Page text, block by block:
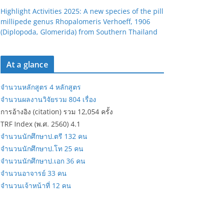
Highlight Activities 2025: A new species of the pill
millipede genus Rhopalomeris Verhoeff, 1906
(Diplopoda, Glomerida) from Southern Thailand
At a glance
จำนวนหลักสูตร 4 หลักสูตร
จำนวนผลงานวิจัยรวม 804 เรื่อง
การอ้างอิง (citation) รวม 12,054 ครั้ง
TRF Index (พ.ศ. 2560) 4.1
จำนวนนักศึกษาป.ตรี 132 คน
จำนวนนักศึกษาป.โท 25 คน
จำนวนนักศึกษาป.เอก 36 คน
จำนวนอาจารย์ 33 คน
จำนวนเจ้าหน้าที่ 12 คน